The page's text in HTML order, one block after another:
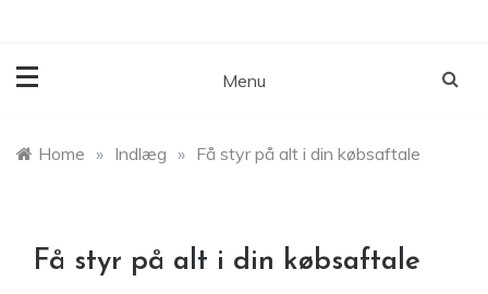
Menu
Home » Indlæg » Få styr på alt i din købsaftale
Få styr på alt i din købsaftale